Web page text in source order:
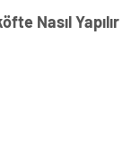
Nasıl Yapılır